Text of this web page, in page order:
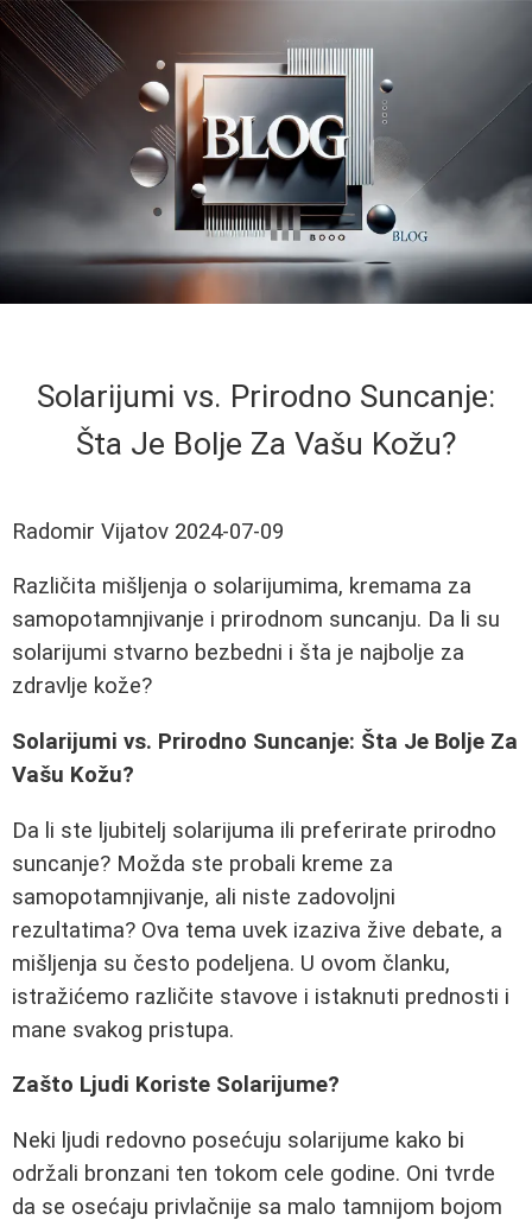
Solarijumi vs. Prirodno Suncanje:
Šta Je Bolje Za Vašu Kožu?
Radomir Vijatov 2024-07-09
Različita mišljenja o solarijumima, kremama za
samopotamnjivanje i prirodnom suncanju. Da li su
solarijumi stvarno bezbedni i šta je najbolje za
zdravlje kože?
Solarijumi vs. Prirodno Suncanje: Šta Je Bolje Za
Vašu Kožu?
Da li ste ljubitelj solarijuma ili preferirate prirodno
suncanje? Možda ste probali kreme za
samopotamnjivanje, ali niste zadovoljni
rezultatima? Ova tema uvek izaziva žive debate, a
mišljenja su često podeljena. U ovom članku,
istražićemo različite stavove i istaknuti prednosti i
mane svakog pristupa.
Zašto Ljudi Koriste Solarijume?
Neki ljudi redovno posećuju solarijume kako bi
održali bronzani ten tokom cele godine. Oni tvrde
da se osećaju privlačnije sa malo tamnijom bojom